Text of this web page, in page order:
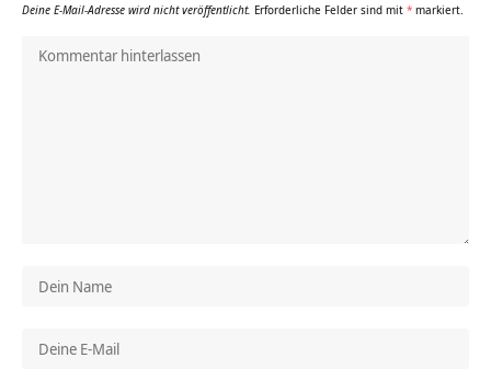
Deine E-Mail-Adresse wird nicht veröffentlicht. Erforderliche Felder sind mit * markiert.